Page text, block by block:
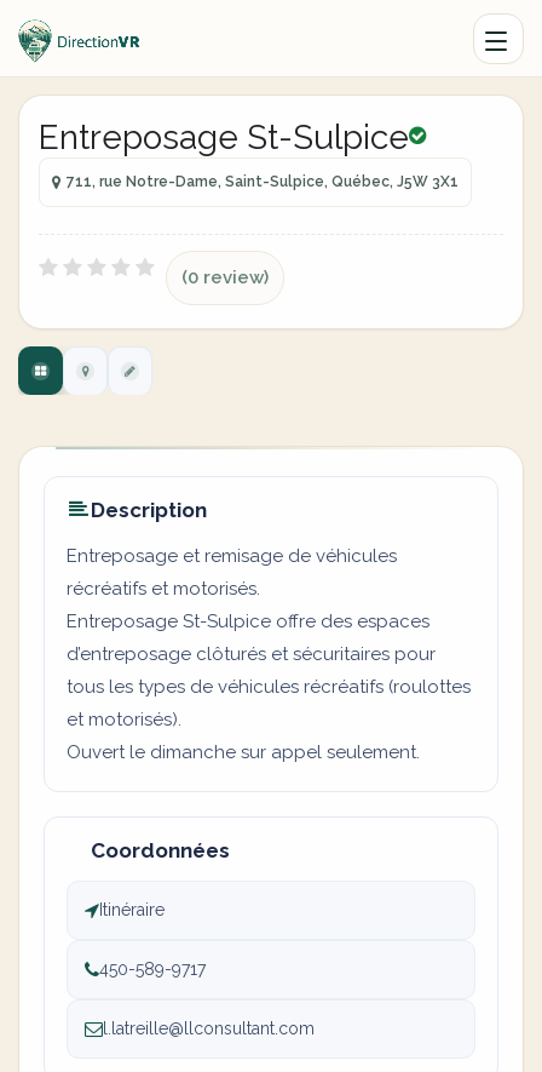
Entreposage St-Sulpice
711, rue Notre-Dame, Saint-Sulpice, Québec, J5W 3X1
(0 review)
Description
Entreposage et remisage de véhicules
récréatifs et motorisés.
Entreposage St-Sulpice offre des espaces
d’entreposage clôturés et sécuritaires pour
tous les types de véhicules récréatifs (roulottes
et motorisés).
Ouvert le dimanche sur appel seulement.
Coordonnées
Itinéraire
450-589-9717
l.latreille@llconsultant.com